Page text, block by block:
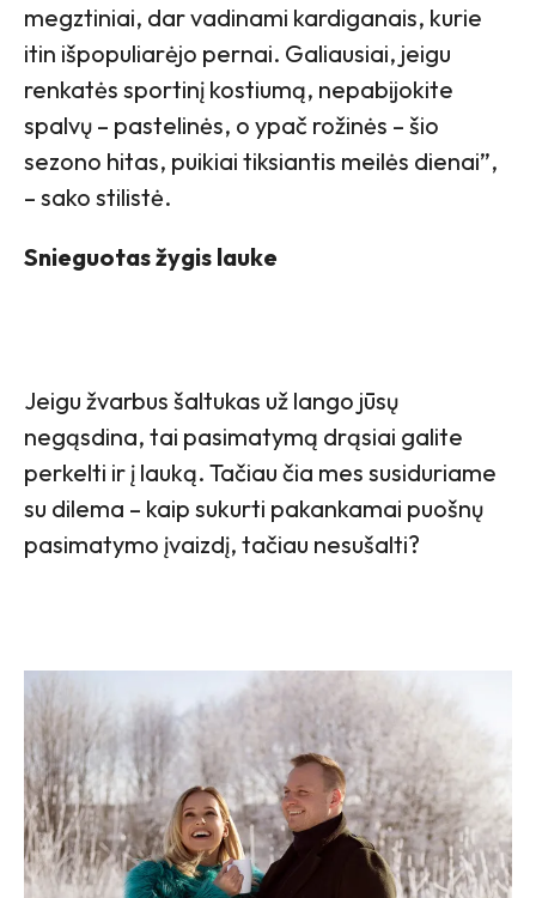
megztiniai, dar vadinami kardiganais, kurie
itin išpopuliarėjo pernai. Galiausiai, jeigu
renkatės sportinį kostiumą, nepabijokite
spalvų – pastelinės, o ypač rožinės – šio
sezono hitas, puikiai tiksiantis meilės dienai”,
– sako stilistė.
Snieguotas žygis lauke
Jeigu žvarbus šaltukas už lango jūsų
negąsdina, tai pasimatymą drąsiai galite
perkelti ir į lauką. Tačiau čia mes susiduriame
su dilema – kaip sukurti pakankamai puošnų
pasimatymo įvaizdį, tačiau nesušalti?